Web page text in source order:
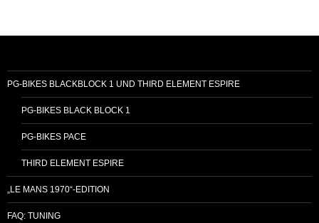
PG-BIKES BLACKBLOCK 1 UND THIRD ELEMENT ESPIRE
PG-BIKES BLACK BLOCK 1
PG-BIKES PACE
THIRD ELEMENT ESPIRE
„LE MANS 1970“-EDITION
FAQ: TUNING